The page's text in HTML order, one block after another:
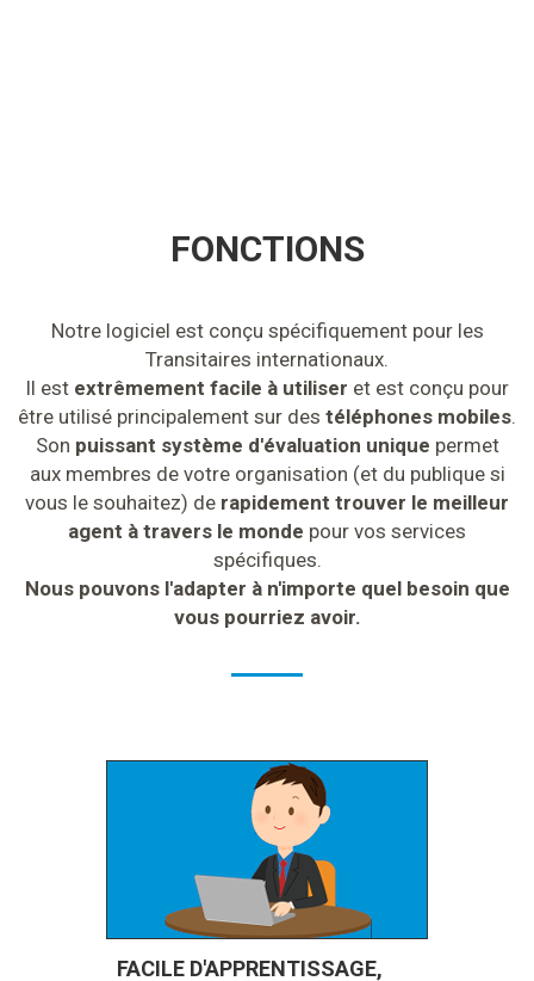
FONCTIONS
Notre logiciel est conçu spécifiquement pour les
Transitaires internationaux.
Il est extrêmement facile à utiliser et est conçu pour
être utilisé principalement sur des téléphones mobiles.
Son puissant système d'évaluation unique permet
aux membres de votre organisation (et du publique si
vous le souhaitez) de rapidement trouver le meilleur
agent à travers le monde pour vos services
spécifiques.
Nous pouvons l'adapter à n'importe quel besoin que
vous pourriez avoir.
FACILE D'APPRENTISSAGE,